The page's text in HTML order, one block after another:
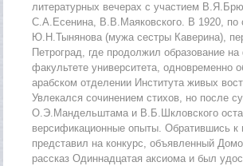
литературных вечерах с участием
С.А.Есенина, В.В.Маяковского. В 1920, по
Ю.Н.Тынянова (мужа сестры Каверина),
Петроград, где продолжил образование
факультете университета, одновременно
арабском отделении Института живых
Увлекался сочинением стихов, но после
О.Э.Мандельштама и В.Б.Шкловского
версификационные опыты. Обратившись к
представил на конкурс, объявленный
рассказ Одиннадцатая аксиома и был